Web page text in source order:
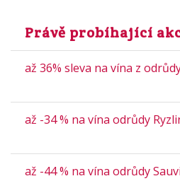
Právě probíhající
až 36% sleva na vína z
až -34 % na vína odrůdy
až -44 % na vína odrůdy